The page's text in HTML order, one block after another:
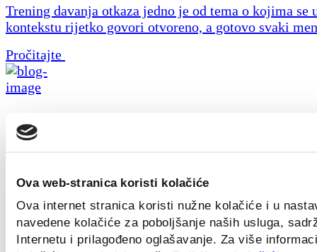
Ova web-stranica koristi kolačiće
Ova internet stranica koristi nužne kolačiće i u
navedene kolačiće za poboljšanje naših usluga,
Internetu i prilagođeno oglašavanje. Za više
Trening davanja otkaza jedno je od tema o kojima se
kontekstu rijetko govori otvoreno, a gotovo svaki
Pročitajte
organizacijskih promjena
očuvati employer brand, motivirati zaposlenike koji
Pročitajte